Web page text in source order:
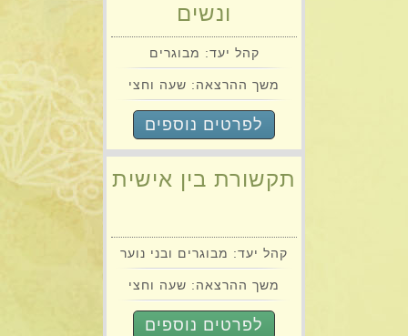
ונשים
קהל יעד: מבוגרים
משך ההרצאה: שעה וחצי
לפרטים נוספים
תקשורת בין אישית
קהל יעד: מבוגרים ובני נוער
משך ההרצאה: שעה וחצי
לפרטים נוספים